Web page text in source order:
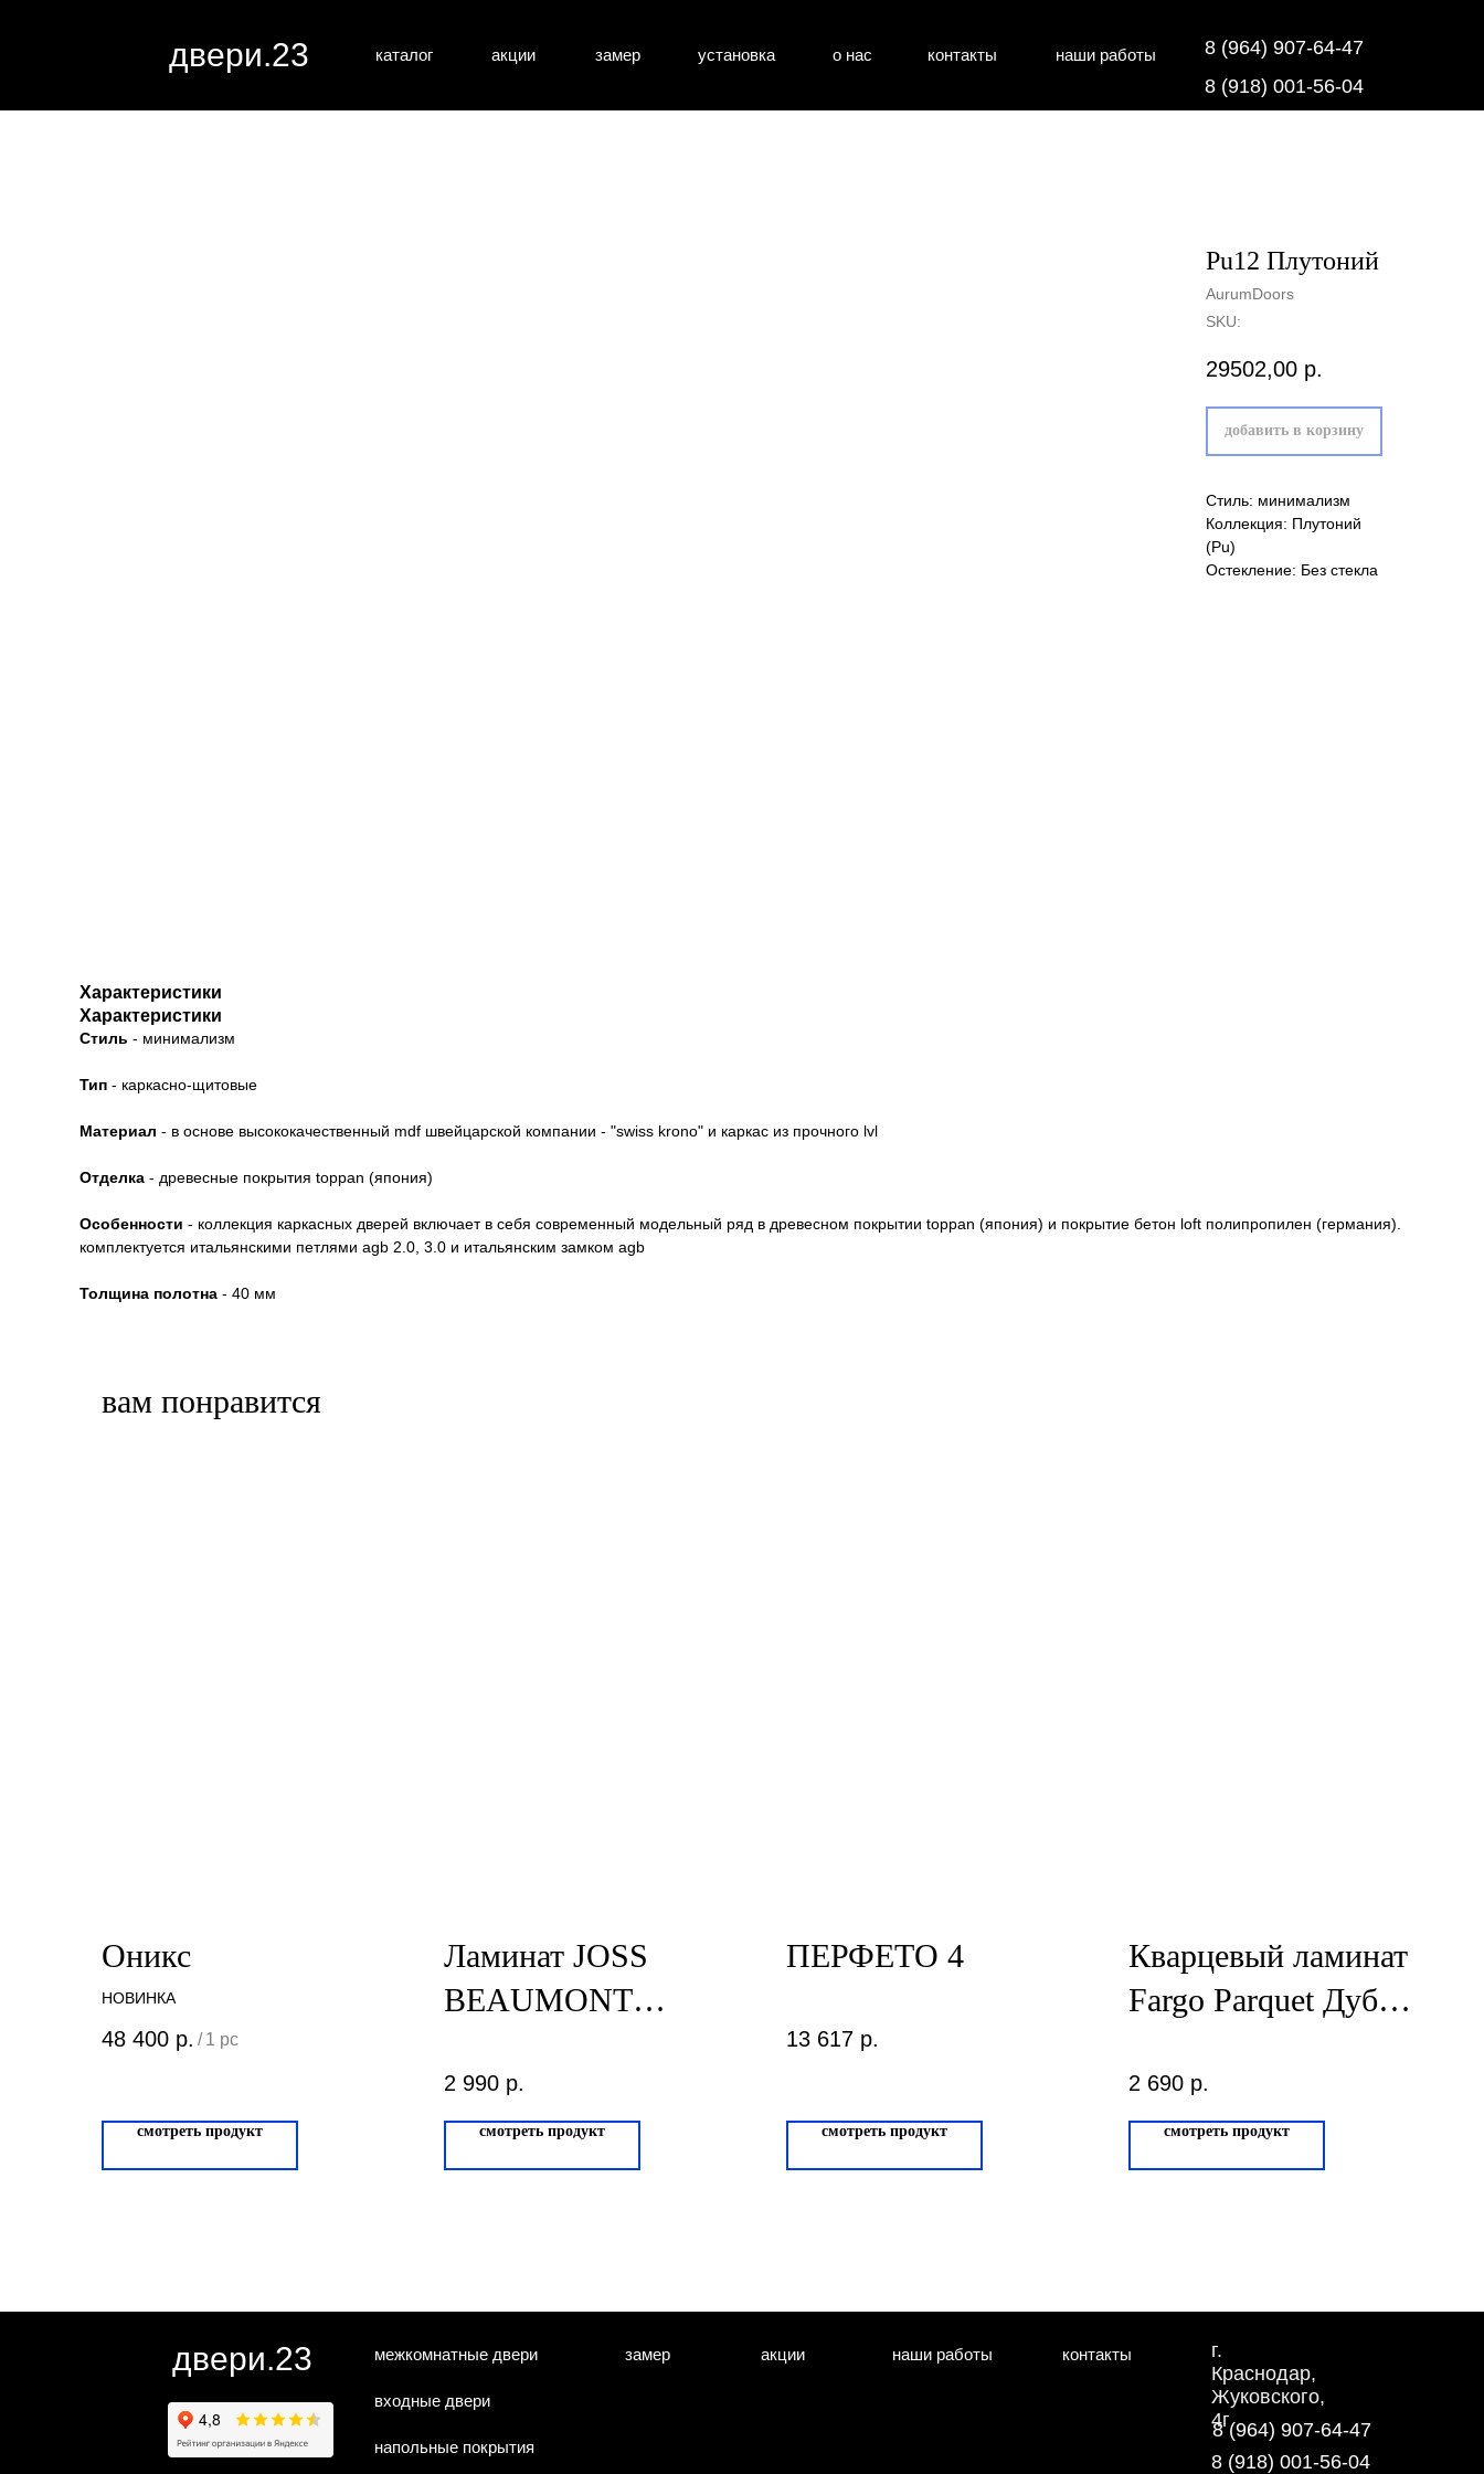
напольные покрытия
каталог контакты
о нас
установка
акции замер
двери.23
8 (918) 001-56-04
наши работы 8 (964) 907-64-47
Pu12 Плутоний
AurumDoors
SKU:
29502,00 р.
добавить в корзину
Стиль: минимализм
Коллекция: Плутоний
(Pu)
Остекление: Без стекла
Характеристики
Характеристики
Стиль - минимализм
Тип - каркасно-щитовые
Материал - в основе высококачественный mdf швейцарской компании - "swiss krono" и каркас из прочного lvl
Отделка - древесные покрытия toppan (япония)
Особенности - коллекция каркасных дверей включает в себя современный модельный ряд в древесном покрытии toppan (япония) и покрытие бетон loft полипропилен (германия).
комплектуется итальянскими петлями agb 2.0, 3.0 и итальянским замком agb
Толщина полотна - 40 мм
вам понравится
Оникс
НОВИНКА
48 400 р. / 1 pc
смотреть продукт
Ламинат JOSS
BEAUMONT
2 990 р.
смотреть продукт
ПЕРФЕТО 4
13 617 р.
смотреть продукт
Кварцевый ламинат
Fargo Parquet Дуб
4/0.5мм
2 690 р.
смотреть продукт
двери.23
напольные покрытия
межкомнатные двери
входные двери
замер акции наши работы контакты
г.
Краснодар,
Жуковского,
4г
8 (918) 001-56-04
8 (964) 907-64-47